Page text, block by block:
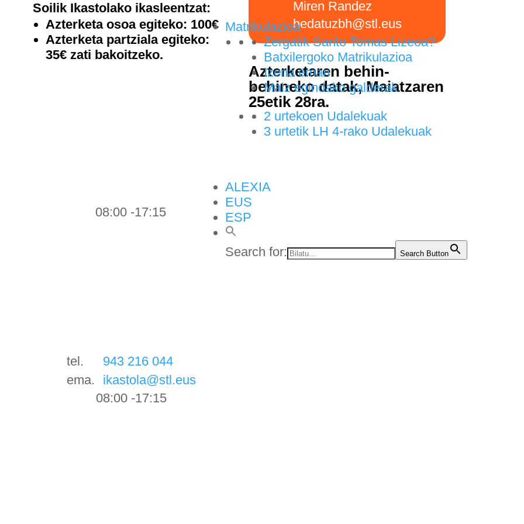
Matrikulazioa
Zergatik Santo Tomas Lizeoa?
Batxilergoko Matrikulazioa
Izena eman
Maiz egindako galderak
2 urtekoen Udalekuak
3 urtetik LH 4-rako Udalekuak
ALEXIA
EUS
ESP
Search for: Search Button
Soilik Ikastolako ikasleentzat:
Azterketa osoa egiteko: 100€
Azterketa partziala egiteko:
35€ zati bakoitzeko.
Miren Randez
hedatuzbh@stl.eus
Azterketaren behin-
behineko datak, Maiatzaren
25etik 28ra.
08:00 -17:15
tel.
943 216 044
ema.
ikastola@stl.eus
08:00 -17:15